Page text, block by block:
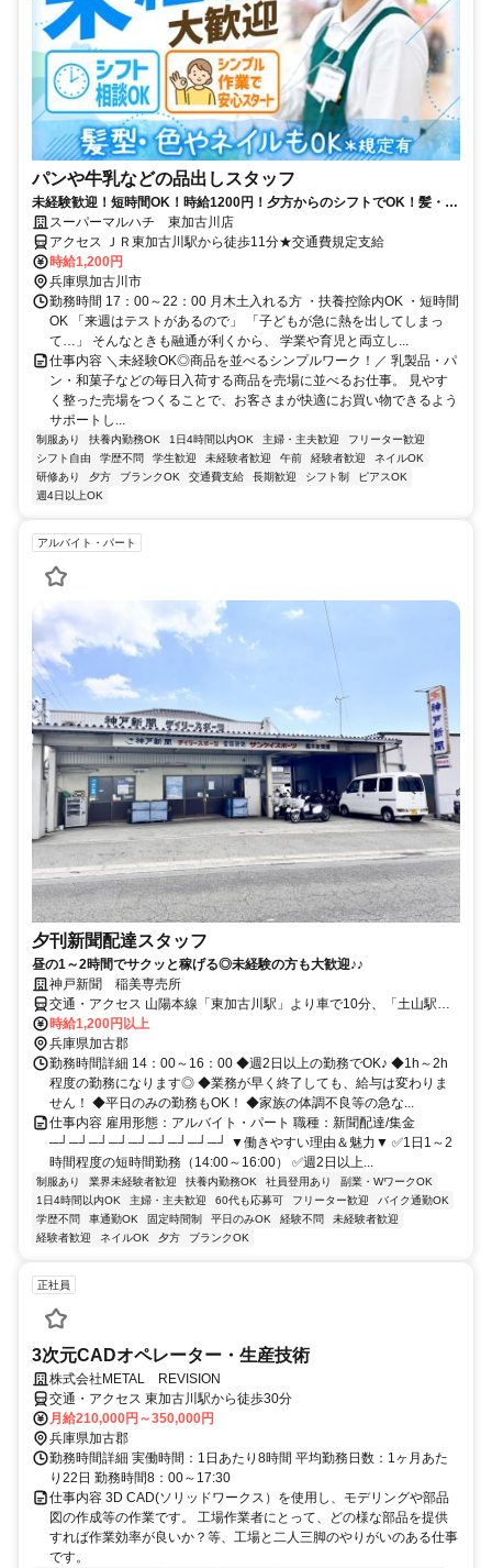
パンや牛乳などの品出しスタッフ
未経験歓迎！短時間OK！時給1200円！夕方からのシフトでOK！髪・ネ
イル自由度高め♪学校との両立も応援♪ 学生や高校生が多数活躍中です
♪|アルバイト・日配
スーパーマルハチ 東加古川店
アクセス ＪＲ東加古川駅から徒歩11分★交通費規定支給
時給1,200円
兵庫県加古川市
勤務時間 17：00～22：00 月木土入れる方 ・扶養控除内OK ・短時間
OK 「来週はテストがあるので」 「子どもが急に熱を出してしまっ
て…」 そんなときも融通が利くから、 学業や育児と両立し...
仕事内容 ＼未経験OK◎商品を並べるシンプルワーク！／ 乳製品・パ
ン・和菓子などの毎日入荷する商品を売場に並べるお仕事。 見やす
く整った売場をつくることで、お客さまが快適にお買い物できるよう
サポートし...
制服あり 扶養内勤務OK 1日4時間以内OK 主婦・主夫歓迎
フリーター歓迎
シフト自由
学歴不問 学生歓迎 未経験者歓迎 午前 経験者歓迎
ネイルOK
研修あり
夕方 ブランクOK 交通費支給 長期歓迎 シフト制
ピアスOK
週4日以上OK
アルバイト・パート
夕刊新聞配達スタッフ
昼の1～2時間でサクッと稼げる◎未経験の方も大歓迎♪♪
神戸新聞 稲美専売所
交通・アクセス 山陽本線「東加古川駅」より車で10分、「土山駅」
より車で12分
時給1,200円以上
兵庫県加古郡
勤務時間詳細 14：00～16：00 ◆週2日以上の勤務でOK♪ ◆1h～2h
程度の勤務になります◎ ◆業務が早く終了しても、給与は変わりま
せん！ ◆平日のみの勤務もOK！ ◆家族の体調不良等の急な...
仕事内容 雇用形態：アルバイト・パート 職種：新聞配達/集金
─┘─┘─┘─┘─┘─┘─┘─┘─┘ ▼働きやすい理由＆魅力▼ ✅1日1～2
時間程度の短時間勤務（14:00～16:00） ✅週2日以上...
制服あり 業界未経験者歓迎 扶養内勤務OK 社員登用あり
副業・WワークOK
1日4時間以内OK
主婦・主夫歓迎 60代も応募可 フリーター歓迎
バイク通勤OK
学歴不問
車通勤OK 固定時間制 平日のみOK 経験不問
未経験者歓迎
経験者歓迎
ネイルOK 夕方 ブランクOK
正社員
3次元CADオペレーター・生産技術
株式会社METAL REVISION
交通・アクセス 東加古川駅から徒歩30分
月給210,000円～350,000円
兵庫県加古郡
勤務時間詳細 実働時間：1日あたり8時間 平均勤務日数：1ヶ月あた
り22日 勤務時間8：00～17:30
仕事内容 3D CAD(ソリッドワークス）を使用し、モデリングや部品
図の作成等の作業です。 工場作業者にとって、どの様な部品を提供
すれば作業効率が良いか？等、工場と二人三脚のやりがいのある仕事
です。